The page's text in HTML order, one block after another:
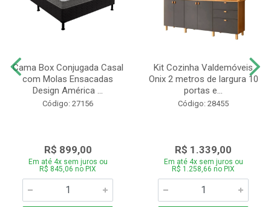
Cama Box Conjugada Casal
com Molas Ensacadas
Design América ...
Código: 27156
R$ 899,00
Em até 4x sem juros ou
R$ 845,06 no PIX
Kit Cozinha Valdemóveis
Onix 2 metros de largura 10
portas e...
Código: 28455
R$ 1.339,00
Em até 4x sem juros ou
R$ 1.258,66 no PIX